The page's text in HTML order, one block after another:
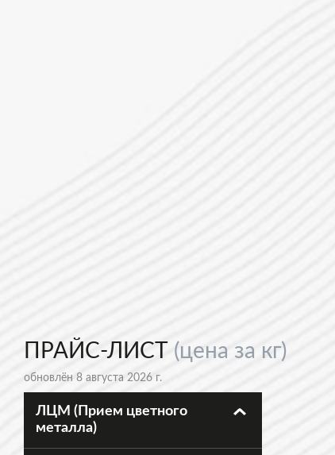
ПРАЙС-ЛИСТ (цена за кг)
обновлён 8 августа 2026 г.
ЛЦМ (Прием цветного
металла)